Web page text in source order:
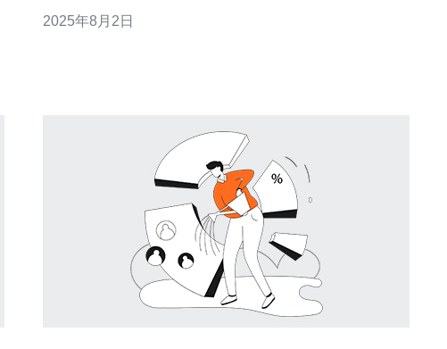
验；而公园则是放松心情、享受自然的理想场所。 如何从
2025年8月2日